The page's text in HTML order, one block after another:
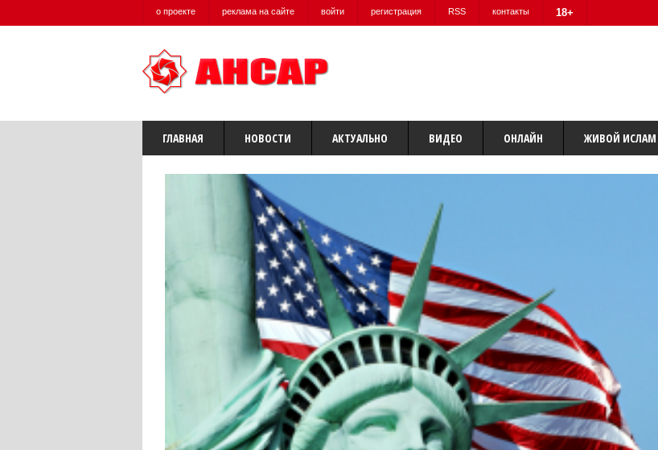
о проекте реклама на сайте войти регистрация RSS контакты 18+
ГЛАВНАЯ НОВОСТИ АКТУАЛЬНО ВИДЕО ОНЛАЙН ЖИВОЙ ИСЛАМ